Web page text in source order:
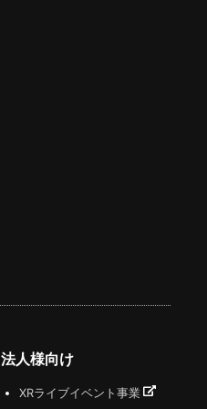
法人様向け
XRライブイベント事業